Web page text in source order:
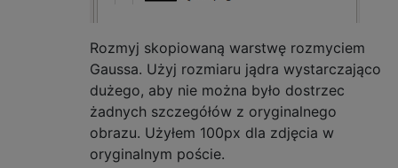
Rozmyj skopiowaną warstwę rozmyciem
Gaussa. Użyj rozmiaru jądra wystarczająco
dużego, aby nie można było dostrzec
żadnych szczegółów z oryginalnego
obrazu. Użyłem 100px dla zdjęcia w
oryginalnym poście.